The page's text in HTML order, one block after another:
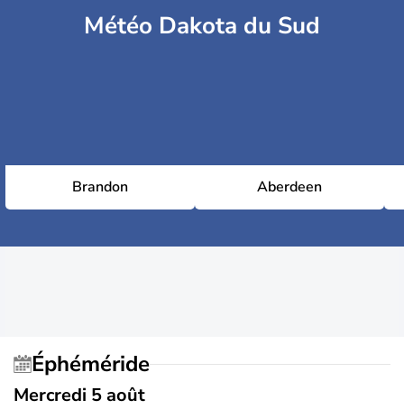
Météo Dakota du Sud
Brandon Aberdeen
Éphéméride
Mercredi 5 août